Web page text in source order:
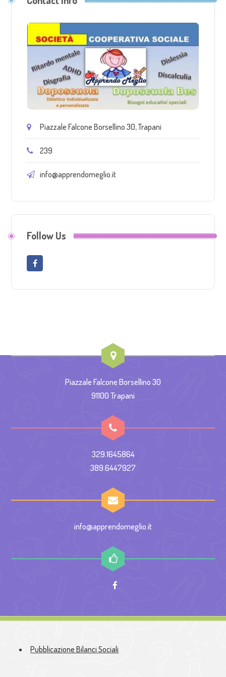
Piazzale Falcone Borsellino 30, Trapani
239
info@apprendomeglio.it
Follow Us
Piazzale Falcone Borsellino 30
91100 Trapani
329.1645864
389.6447927
info@apprendomeglio.it
Pubblicazione Bilanci Sociali